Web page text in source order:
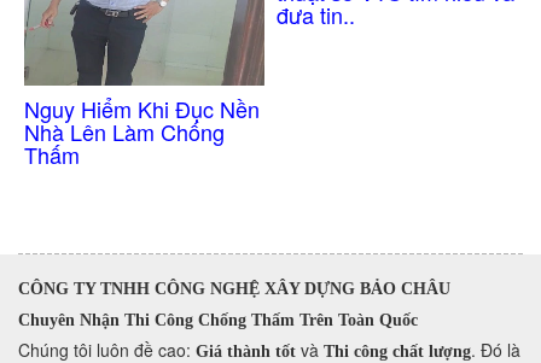
đưa tin..
CÔNG TY TNHH CÔNG NGHỆ XÂY DỰNG BẢO CHÂU
Chuyên Nhận Thi Công Chống Thấm Trên Toàn Quốc
​Chúng tôi luôn đề cao: Giá thành tốt và Thi công chất lượng. Đó là